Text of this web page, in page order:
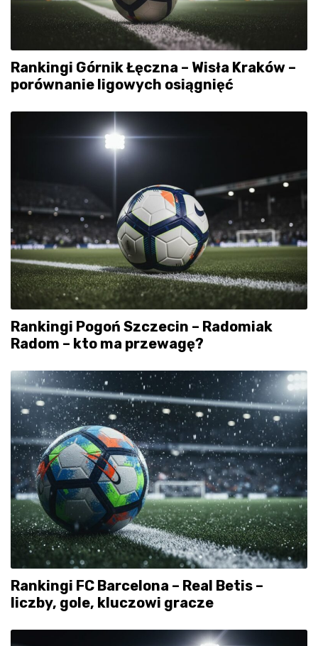
Rankingi Górnik Łęczna – Wisła Kraków –
porównanie ligowych osiągnięć
Rankingi Pogoń Szczecin – Radomiak
Radom – kto ma przewagę?
Rankingi FC Barcelona – Real Betis –
liczby, gole, kluczowi gracze